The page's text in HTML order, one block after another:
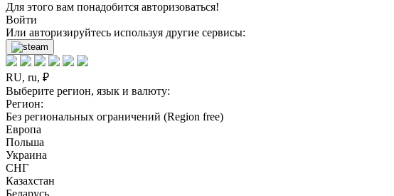
Для этого вам понадобится авторизоваться!
Войти
Или авторизируйтесь используя другие сервисы:
RU, ru, ₽
Выберите регион, язык и валюту:
Регион:
Без региональных ограничений (Region free)
Европа
Польша
Украина
СНГ
Казахстан
Беларусь